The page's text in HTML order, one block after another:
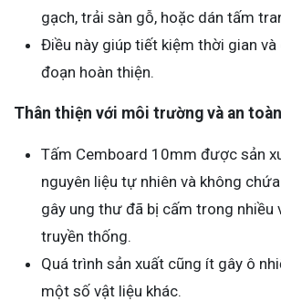
gạch, trải sàn gỗ, hoặc dán tấm
Điều này giúp tiết kiệm thời gian
đoạn hoàn thiện.
Thân thiện với môi trường và an
Tấm Cemboard 10mm được sản
nguyên liệu tự nhiên và không
gây ung thư đã bị cấm trong nhiều
truyền thống.
Quá trình sản xuất cũng ít gây ô
một số vật liệu khác.